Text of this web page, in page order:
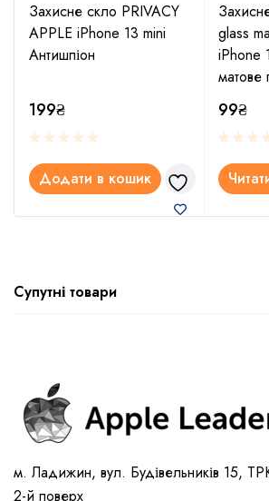
Захисне скло PRIVACY
APPLE iPhone 13 mini
Антишпіон
199₴
Додати в кошик
glass
iPhone
матове
99₴
Супутні товари
м. Ладижин, вул. Будівельників 15,
2-й поверх